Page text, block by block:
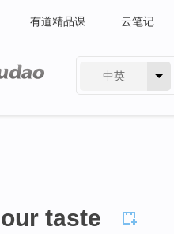
有道精品课 云笔记
中英
taste